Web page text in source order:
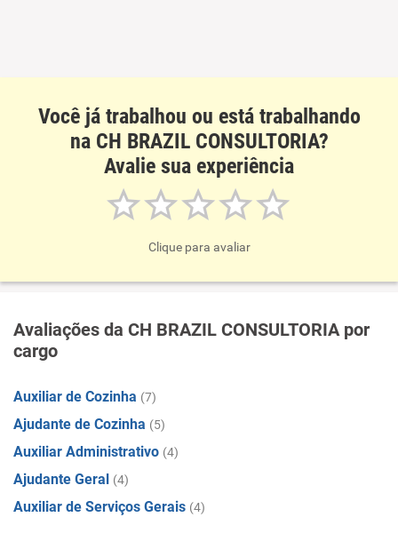
Você já trabalhou ou está trabalhando
na CH BRAZIL CONSULTORIA?
Avalie sua experiência
Clique para avaliar
Avaliações da CH BRAZIL CONSULTORIA por
cargo
Auxiliar de Cozinha (7)
Ajudante de Cozinha (5)
Auxiliar Administrativo (4)
Ajudante Geral (4)
Auxiliar de Serviços Gerais (4)